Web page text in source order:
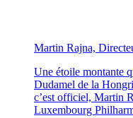
Martin Rajna,
Une étoile montante
Dudamel de la
c’est officiel, Martin
Luxembourg